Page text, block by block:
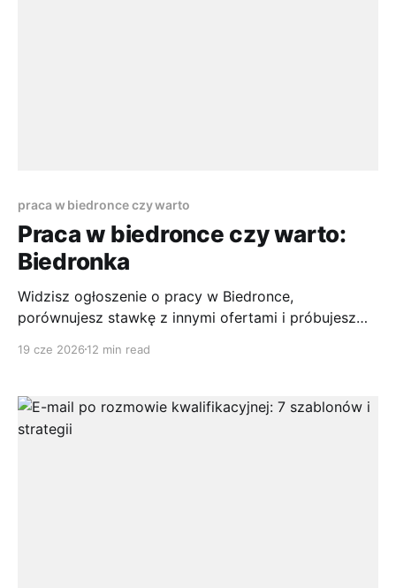
praca w biedronce czy warto
Praca w biedronce czy warto:
Biedronka
Widzisz ogłoszenie o pracy w Biedronce,
porównujesz stawkę z innymi ofertami i próbujesz
na dłużej, czy tylko „na przeczekanie”. To rozsądny
pokazuje pełny obraz. Liczą się też premie, grafik,
tempo pracy, możliwość awansu
19 cze 2026 12 min read